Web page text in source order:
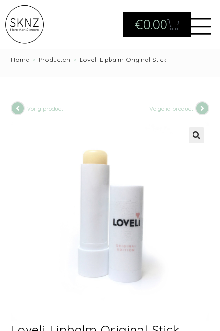
€0.00
Home > Producten > Loveli Lipbalm Original Stick
Vorig product Volgend product